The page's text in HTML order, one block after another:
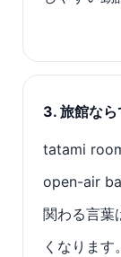
3. 旅館な
tatami
open-air
関わる言葉
くなります。